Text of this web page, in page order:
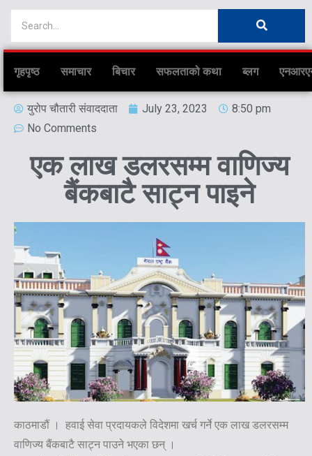
गृहपृष्ठ समाचार बिचार सफलताको कथा ब्लग
युरोप चौतारी संवाददाता July 23, 2023
8:50 pm
No Comments
एक लाख डलरसम्म वाणिज्य
बैंकबाटै साट्न पाइने
काठमाडौं । हवाई सेवा प्रदायकले विदेशमा खर्च गर्ने एक लाख डलरसम्म
वाणिज्य बैंकबाटै साट्न पाउने भएका छन् ।